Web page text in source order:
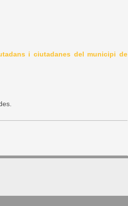
i ciutadanes del municipi de